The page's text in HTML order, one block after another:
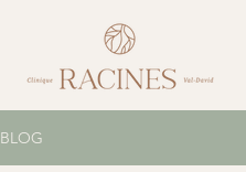
BLOG